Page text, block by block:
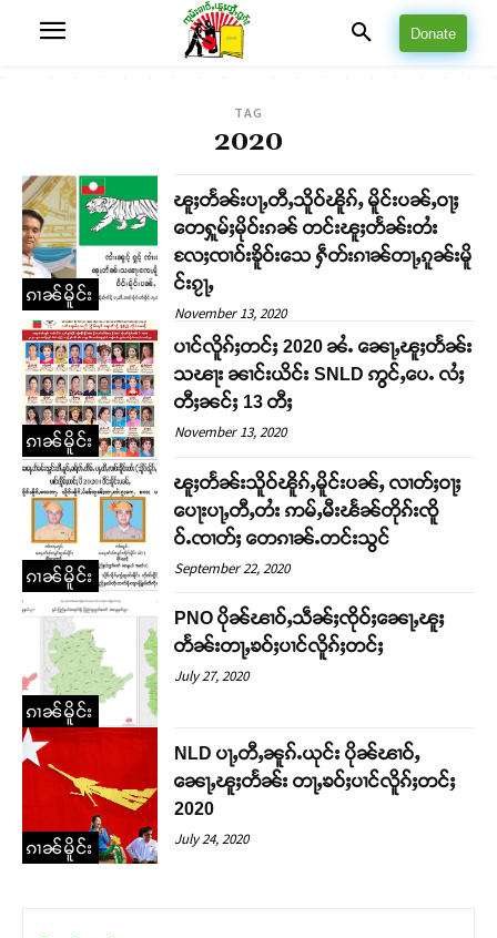
Donate
TAG
2020
ၵၢၼ်မိူင်း
ၽူႈတႅၼ်းပႃႇတီႇသိူဝ်ၽိူၵ်ႇ မိူင်းပၼ်ႇဝႃႈ
တေႁူမ်ႈမိုဝ်းၵၼ် တင်းၽူႈတႅၼ်းတႆး
လႄႈၸၢဝ်းၶိူဝ်းသေ ႁဵတ်းၵၢၼ်တႃႇၵူၼ်းမိူ
င်းၵႂႃႇ
November 13, 2020
ၵၢၼ်မိူင်း
ပၢင်လိူၵ်ႈတင်ႈ 2020 ၼႆႉ ၼေႃႇၽူႈတႅၼ်း
သၽႃး ၼၢင်းယိင်း SNLD ဢွင်ႇပေႉ လႆႈ
တီႈၼင်ႈ 13 တီႈ
November 13, 2020
ၵၢၼ်မိူင်း
ၽူႈတႅၼ်းသိူဝ်ၽိူၵ်ႇမိူင်းပၼ်ႇ လၢတ်ႈဝႃႈ
ပေႃးပႃႇတီႇတႆး ဢမ်ႇမီးၽႅၼ်တိုၵ်းၸိူ
ဝ်ႉၸၢတ်ႈ တေၵၢၼ်ႉတင်းသွင်
September 22, 2020
ၵၢၼ်မိူင်း
PNO ပိုၼ်ၽၢဝ်ႇသဵၼ်ႈၸိုဝ်ႈၼေႃႇၽူႈ
တႅၼ်းတႃႇၶဝ်ႈပၢင်လိူၵ်ႈတင်ႈ
July 27, 2020
ၵၢၼ်မိူင်း
NLD ပႃႇတီႇၼူၵ်ႉယုင်း ပိုၼ်ၽၢဝ်ႇ
ၼေႃႇၽူႈတႅၼ်း တႃႇၶဝ်ႈပၢင်လိူၵ်ႈတင်ႈ
2020
July 24, 2020